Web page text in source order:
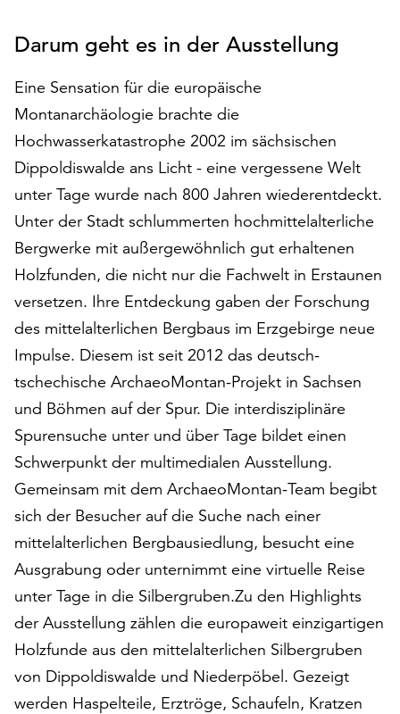
„Alle
akzeptieren“,
um
Cookies
zu
akzeptieren.
Sie
können
Ihr
Einverständnis
jederzeit
ändern
und
widerrufen.
Dafür
steht
Ihnen
am
Ende
der
Seite
die
Schaltfläche
„Cookie-
Einstellungen“
zur
Verfügung.
Funktionale
Cookies
werden
auch
ohne
Darum geht es in der Ausstellung
Eine Sensation für die europäische
Montanarchäologie brachte die
Hochwasserkatastrophe 2002 im sächsischen
Dippoldiswalde ans Licht - eine vergessene Welt
unter Tage wurde nach 800 Jahren wiederentdeckt.
Unter der Stadt schlummerten hochmittelalterliche
Bergwerke mit außergewöhnlich gut erhaltenen
Holzfunden, die nicht nur die Fachwelt in Erstaunen
versetzen. Ihre Entdeckung gaben der Forschung
des mittelalterlichen Bergbaus im Erzgebirge neue
Impulse. Diesem ist seit 2012 das deutsch-
tschechische ArchaeoMontan-Projekt in Sachsen
und Böhmen auf der Spur. Die interdisziplinäre
Spurensuche unter und über Tage bildet einen
Schwerpunkt der multimedialen Ausstellung.
Gemeinsam mit dem ArchaeoMontan-Team begibt
sich der Besucher auf die Suche nach einer
mittelalterlichen Bergbausiedlung, besucht eine
Ausgrabung oder unternimmt eine virtuelle Reise
unter Tage in die Silbergruben.Zu den Highlights
der Ausstellung zählen die europaweit einzigartigen
Holzfunde aus den mittelalterlichen Silbergruben
von Dippoldiswalde und Niederpöbel. Gezeigt
werden Haspelteile, Erztröge, Schaufeln, Kratzen